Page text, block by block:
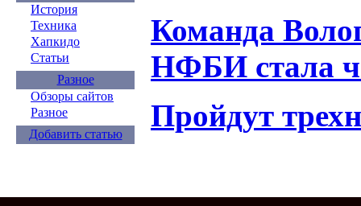
История
Техника
Хапкидо
Статьи
Разное
Обзоры сайтов
Разное
Добавить статью
Команда
НФБИ стала
Пройдут